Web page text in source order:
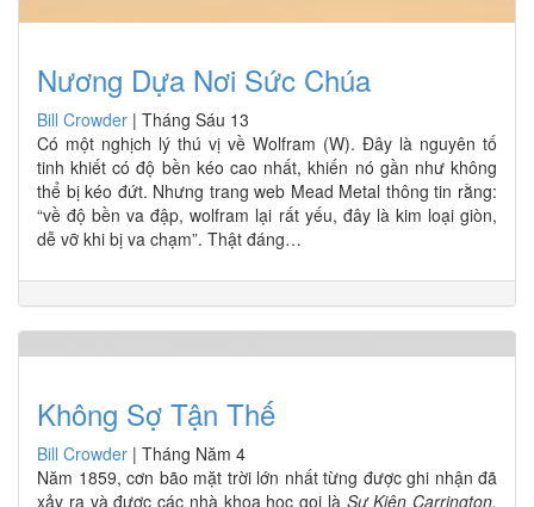
Nương Dựa Nơi Sức Chúa
Bill Crowder | Tháng Sáu 13
Có một nghịch lý thú vị về Wolfram (W). Đây là nguyên tố
tinh khiết có độ bền kéo cao nhất, khiến nó gần như không
thể bị kéo đứt. Nhưng trang web Mead Metal thông tin rằng:
“về độ bền va đập, wolfram lại rất yếu, đây là kim loại giòn,
dễ vỡ khi bị va chạm”. Thật đáng…
Không Sợ Tận Thế
Bill Crowder | Tháng Năm 4
Năm 1859, cơn bão mặt trời lớn nhất từng được ghi nhận đã
xảy ra và được các nhà khoa học gọi là Sự Kiện Carrington.